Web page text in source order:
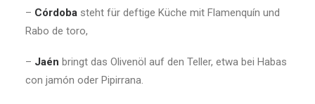
– Córdoba steht für deftige Küche mit Flamenquín und
Rabo de toro,
– Jaén bringt das Olivenöl auf den Teller, etwa bei Habas
con jamón oder Pipirrana.